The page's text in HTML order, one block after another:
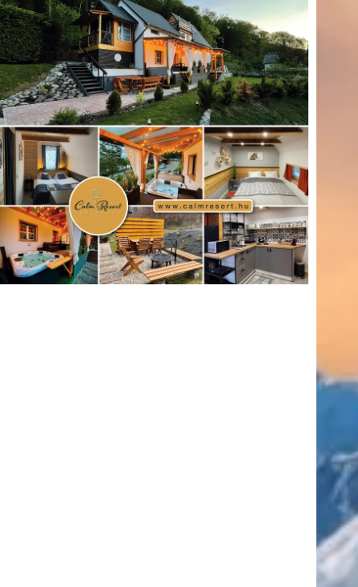
Tímea(240)Bajnokok Ligája(168) Birkózás(143) Bécs(214)
egészség (530) Európabajnokság(173)ferrari(139)
forma 1 (1165)Futball(760)futás(305)
Hosszú
Katinka(186)hungaroring(181)Jégkorong(148)kajakkenu
(138)karate(168)kickbox(204)kosárlabda(166)kézilabda
(448)Lewis Hamilton(168)magyar labdarúgóválogatott(148)
Mercedes(244)motorsport (153)Opel Dakar Team(132)Rali
Világbajnokság(122)Rendezvény(142)rio 2016(373)sport
(438)
Sportime Magazin(128)szabadidősport(316)Szalay
Balázs(126)tenisz(416)táplálkozás(155)utazás(126)
Video(247)világbajnokság (162)Világkupa(129)vitorlázás
(222)vívás(174)vízilabda(197)Érdi Mária(130)életmód
(416)úszás(361)